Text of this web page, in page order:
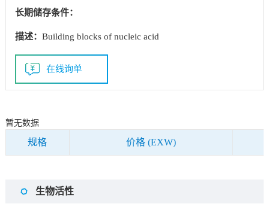
长期储存条件：
描述： Building blocks of nucleic acid
在线询单
暂无数据
规格 价格 (EXW)
生物活性